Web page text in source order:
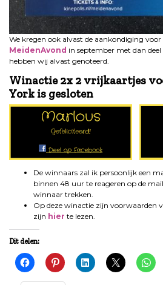
We kregen ook alvast de aankondiging voor
MeidenAvond in september met dan
hebben wij alvast genoteerd.
Winactie 2x 2 vrijkaartjes
York is gesloten
De winnaars zal ik persoonlijk een
binnen 48 uur te reageren op de
winnaar trekken.
Op deze winactie zijn voorwaarden
zijn hier te lezen.
Dit delen: